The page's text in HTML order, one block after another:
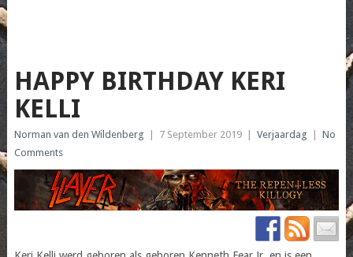
HAPPY BIRTHDAY KERI
KELLI
Norman van den Wildenberg 7 September 2019 Verjaardag
No
Comments